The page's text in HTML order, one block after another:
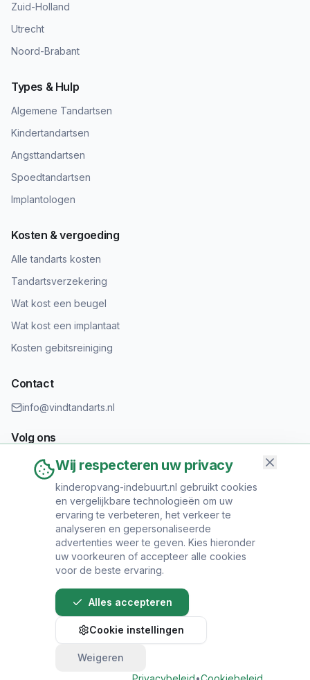
Zuid-Holland
Utrecht
Noord-Brabant
Types & Hulp
Algemene Tandartsen
Kindertandartsen
Angsttandartsen
Spoedtandartsen
Implantologen
Kosten & vergoeding
Alle tandarts kosten
Tandartsverzekering
Wat kost een beugel
Wat kost een implantaat
Kosten gebitsreiniging
Contact
info@vindtandarts.nl
Volg ons
Informatie toevoegen?
Heeft u een tandartspraktijk? Neem contact op om uw praktijk
toe te voegen.
© 2024 Vind Tandarts. Alle rechten voorbehouden.
Over Ons
• Privacy Policy
Voorwaarden
• Sitemap
Wij respecteren uw privacy
kinderopvang-indebuurt.nl gebruikt cookies
en vergelijkbare technologieën om uw
ervaring te verbeteren, het verkeer te
analyseren en gepersonaliseerde
advertenties weer te geven. Kies hieronder
uw voorkeuren of accepteer alle cookies
voor de beste ervaring.
Alles accepteren
Cookie instellingen
Weigeren